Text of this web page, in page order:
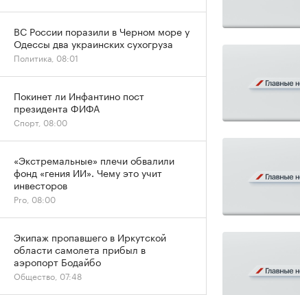
ВС России поразили в Черном море у
Одессы два украинских сухогруза
Политика, 08:01
Покинет ли Инфантино пост
президента ФИФА
Спорт, 08:00
«Экстремальные» плечи обвалили
фонд «гения ИИ». Чему это учит
инвесторов
Pro, 08:00
Экипаж пропавшего в Иркутской
области самолета прибыл в
аэропорт Бодайбо
Общество, 07:48